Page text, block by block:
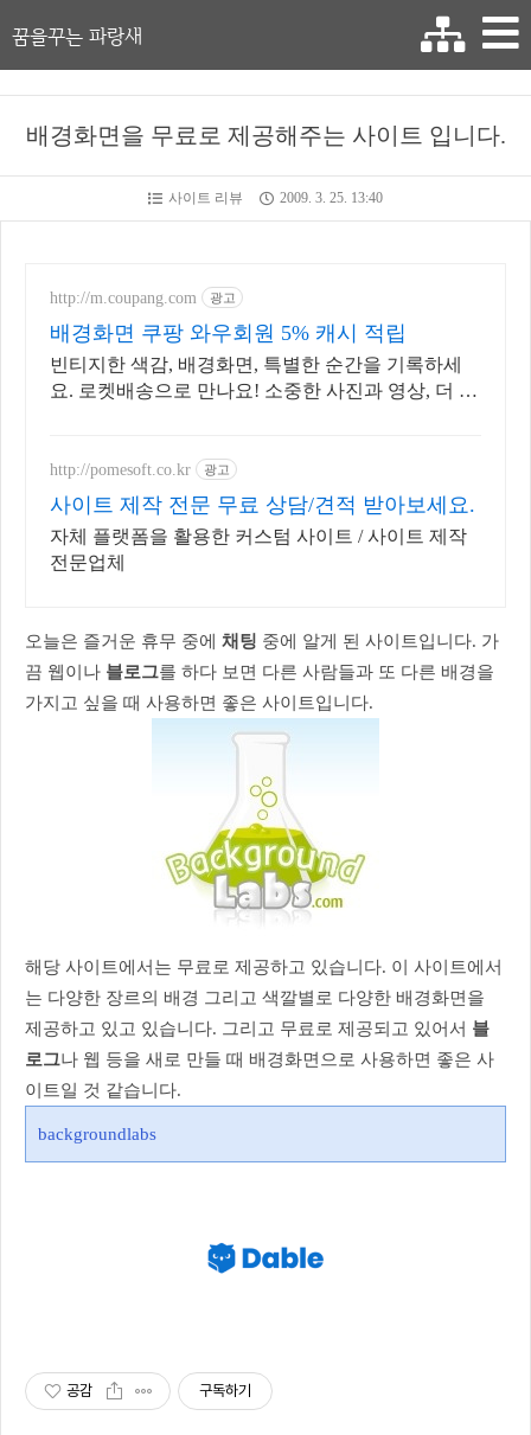
꿈을꾸는 파랑새
배경화면을 무료로 제공해주는 사이트 입니다.
사이트 리뷰 2009. 3. 25. 13:40
http://m.coupang.com 광고
배경화면 쿠팡 와우회원 5% 캐시 적립
빈티지한 색감, 배경화면, 특별한 순간을 기록하세
요. 로켓배송으로 만나요! 소중한 사진과 영상, 더 나
http://pomesoft.co.kr 광고
사이트 제작 전문 무료 상담/견적 받아보세요.
자체 플랫폼을 활용한 커스텀 사이트 / 사이트 제작
전문업체
오늘은 즐거운 휴무 중에 채팅 중에 알게 된 사이트입니다. 가
끔 웹이나 블로그를 하다 보면 다른 사람들과 또 다른 배경을
가지고 싶을 때 사용하면 좋은 사이트입니다.
해당 사이트에서는 무료로 제공하고 있습니다. 이 사이트에서
는 다양한 장르의 배경 그리고 색깔별로 다양한 배경화면을
제공하고 있고 있습니다. 그리고 무료로 제공되고 있어서 블
로그나 웹 등을 새로 만들 때 배경화면으로 사용하면 좋은 사
이트일 것 같습니다.
backgroundlabs
공감 구독하기